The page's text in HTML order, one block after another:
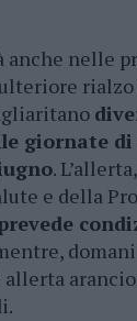
anche nelle
giornate
.
e della
allerta